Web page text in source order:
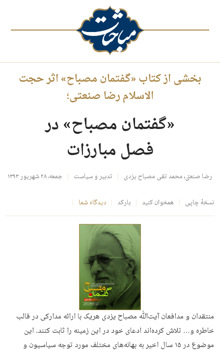
بخشی از کتاب «گفتمان مصباح» اثر حجت
الاسلام رضا صنعتی؛
«گفتمان مصباح» در
فصل مبارزات
رضا صنعتی،محمد تقی مصباح یزدی تدبیر و سیاست جمعه، ۲۸ شهریور ۱۳۹۳
نسخهٔ چاپی همخوان کنید بارکد دیدگاه شما
منتقدان و مدافعان آیت‌ﷲ مصباح یزدی هریک با ارائه مدارکی در قالب
خاطره و… تلاش کرده‌اند ادعای خود در این زمینه را ثابت کنند. این
موضوع در ۱۵ سال اخیر به بهانه‌های مختلف مورد توجه سیاسیون و